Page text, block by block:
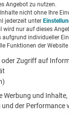
media,
Angebot zu nutzen.
nicht ohne Ihre
jederzeit unter
wird nur auf dieses
aufgrund individueller
Funktionen der
oder Zugriff auf
Werbung und
und der Performance